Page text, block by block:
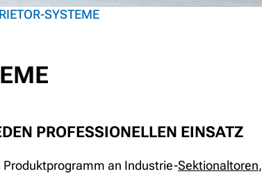
SYSTEME
PROFESSIONELLEN EINSATZ
an Industrie-Sektionaltoren,